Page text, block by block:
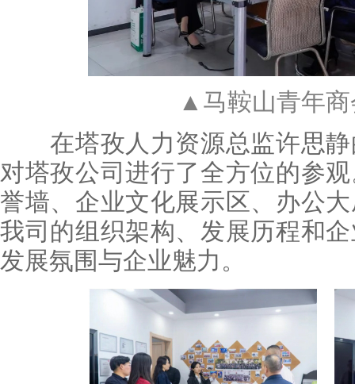
▲马鞍山青年
在塔孜人力资源总监许思静
对塔孜公司进行了全方位的参
誉墙、企业文化展示区、办公
我司的组织架构、发展历程和
发展氛围与企业魅力。